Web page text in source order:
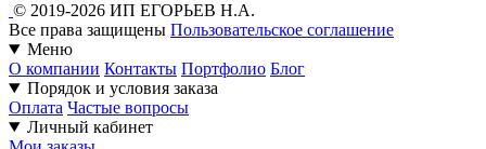
© 2019-2026 ИП ЕГОРЬЕВ Н.А.
Все права защищены Пользовательское соглашение
Меню
О компании Контакты Портфолио Блог
Порядок и условия заказа
Оплата Частые вопросы
Личный кабинет